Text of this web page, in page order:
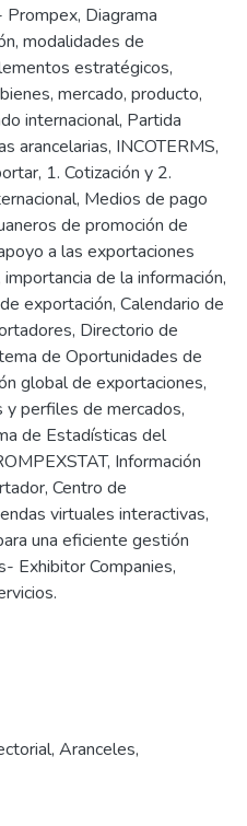
Diagrama
modalidades de
estratégicos,
mercado, producto,
internacional, Partida
arancelarias, INCOTERMS,
1. Cotización y 2.
Medios de pago
de promoción de
a las exportaciones
de la información,
exportación, Calendario de
Directorio de
de Oportunidades de
global de exportaciones,
y perfiles de mercados,
de Estadísticas del
Información
Centro de
virtuales interactivas,
una eficiente gestión
Exhibitor Companies,
, Aranceles,